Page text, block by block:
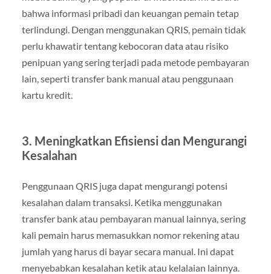
bahwa informasi pribadi dan keuangan pemain tetap
terlindungi. Dengan menggunakan QRIS, pemain tidak
perlu khawatir tentang kebocoran data atau risiko
penipuan yang sering terjadi pada metode pembayaran
lain, seperti transfer bank manual atau penggunaan
kartu kredit.
3. Meningkatkan Efisiensi dan Mengurangi
Kesalahan
Penggunaan QRIS juga dapat mengurangi potensi
kesalahan dalam transaksi. Ketika menggunakan
transfer bank atau pembayaran manual lainnya, sering
kali pemain harus memasukkan nomor rekening atau
jumlah yang harus di bayar secara manual. Ini dapat
menyebabkan kesalahan ketik atau kelalaian lainnya.